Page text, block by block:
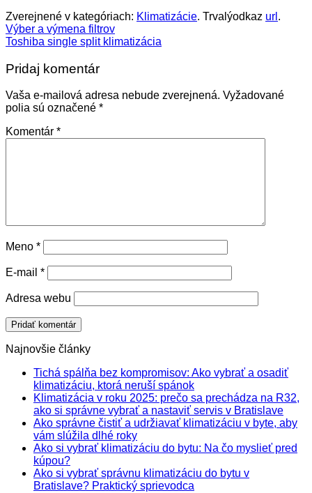
Zverejnené v kategóriach: Klimatizácie. Trvalýodkaz url .
Výber a výmena filtrov
Toshiba single split klimatizácia
Pridaj komentár
Vaša e-mailová adresa nebude zverejnená. Vyžadované
polia sú označené *
Komentár *
Meno *
E-mail *
Adresa webu
Najnovšie články
Tichá spálňa bez kompromisov: Ako vybrať a osadiť
klimatizáciu, ktorá neruší spánok
Klimatizácia v roku 2025: prečo sa prechádza na R32,
ako si správne vybrať a nastaviť servis v Bratislave
Ako správne čistiť a udržiavať klimatizáciu v byte, aby
vám slúžila dlhé roky
Ako si vybrať klimatizáciu do bytu: Na čo myslieť pred
kúpou?
Ako si vybrať správnu klimatizáciu do bytu v
Bratislave? Praktický sprievodca